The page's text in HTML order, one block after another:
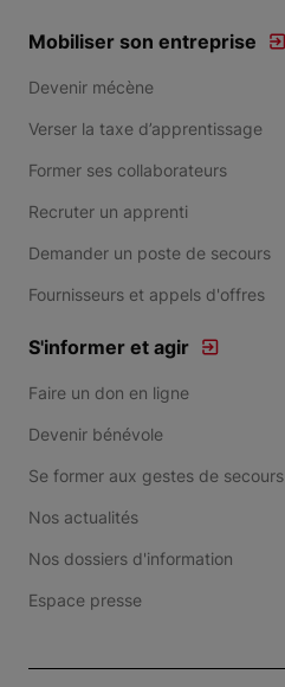
Mobiliser son entreprise
Devenir mécène
Verser la taxe d’apprentissage
Former ses collaborateurs
Recruter un apprenti
Demander un poste de secours
Fournisseurs et appels d'offres
S'informer et agir
Faire un don en ligne
Devenir bénévole
Se former aux gestes de secours
Nos actualités
Nos dossiers d'information
Espace presse